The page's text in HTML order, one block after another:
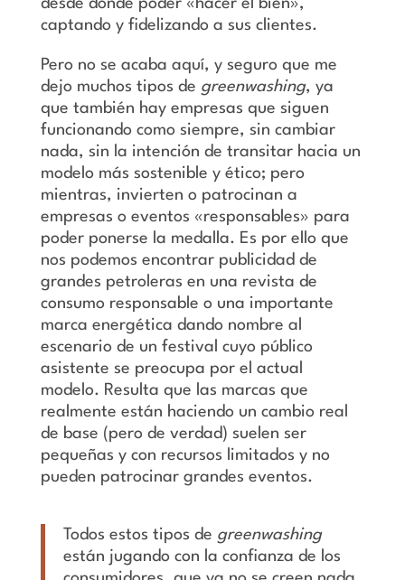
desde donde poder «hacer el bien»,
captando y fidelizando a sus clientes.
Pero no se acaba aquí, y seguro que me
dejo muchos tipos de greenwashing, ya
que también hay empresas que siguen
funcionando como siempre, sin cambiar
nada, sin la intención de transitar hacia un
modelo más sostenible y ético; pero
mientras, invierten o patrocinan a
empresas o eventos «responsables» para
poder ponerse la medalla. Es por ello que
nos podemos encontrar publicidad de
grandes petroleras en una revista de
consumo responsable o una importante
marca energética dando nombre al
escenario de un festival cuyo público
asistente se preocupa por el actual
modelo. Resulta que las marcas que
realmente están haciendo un cambio real
de base (pero de verdad) suelen ser
pequeñas y con recursos limitados y no
pueden patrocinar grandes eventos.
Todos estos tipos de greenwashing
están jugando con la confianza de los